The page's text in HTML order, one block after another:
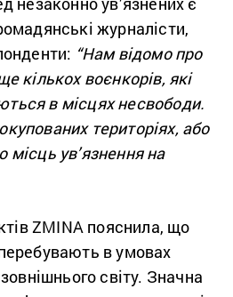
журналісти,
“Нам відомо про
кількох воєнкорів, які
в місцях несвободи.
територіях, або
місць ув’язнення на
ZMINA пояснила, що
в умовах
зовнішнього світу. Значна